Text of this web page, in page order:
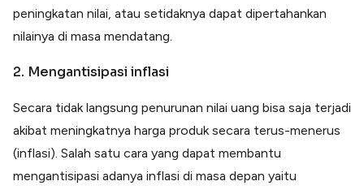
peningkatan nilai, atau setidaknya dapat dipertahankan
nilainya di masa mendatang.
2. Mengantisipasi inflasi
Secara tidak langsung penurunan nilai uang bisa saja terjadi
akibat meningkatnya harga produk secara terus-menerus
(inflasi). Salah satu cara yang dapat membantu
mengantisipasi adanya inflasi di masa depan yaitu